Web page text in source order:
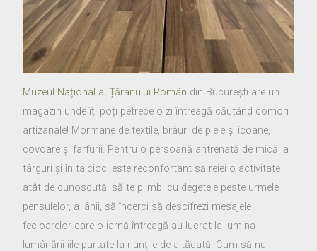
Muzeul Național al Țăranului Român din București are un
magazin unde îți poți petrece o zi întreagă căutând comori
artizanale! Mormane de textile, brâuri de piele și icoane,
covoare și farfurii. Pentru o persoană antrenată de mică la
târguri și în talcioc, este reconfortant să reiei o activitate
atât de cunoscută, să te plimbi cu degetele peste urmele
pensulelor, a lânii, să încerci să descifrezi mesajele
fecioarelor care o iarnă întreagă au lucrat la lumina
lumânării iile purtate la nunțile de altădată. Cum să nu